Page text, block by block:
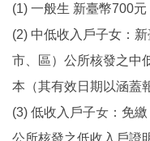
(1) 一般生 新臺幣700元
(2) 中低收入戶子女：
市、區）公所核發之中
本（其有效日期以涵蓋
(3) 低收入戶子女：免
公所核發之低收入戶證